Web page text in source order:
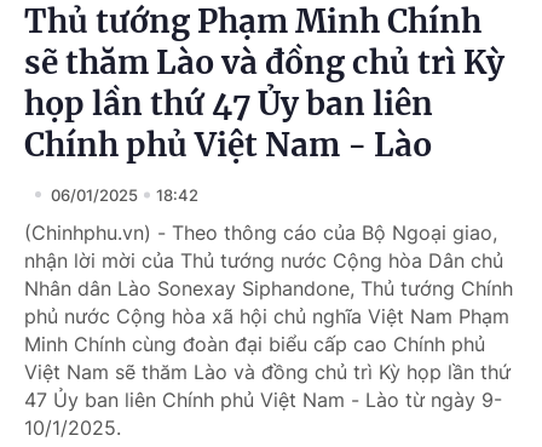
Thủ tướng Phạm Minh Chính
sẽ thăm Lào và đồng chủ trì Kỳ
họp lần thứ 47 Ủy ban liên
Chính phủ Việt Nam - Lào
06/01/2025 18:42
(Chinhphu.vn) - Theo thông cáo của Bộ Ngoại giao,
nhận lời mời của Thủ tướng nước Cộng hòa Dân chủ
Nhân dân Lào Sonexay Siphandone, Thủ tướng Chính
phủ nước Cộng hòa xã hội chủ nghĩa Việt Nam Phạm
Minh Chính cùng đoàn đại biểu cấp cao Chính phủ
Việt Nam sẽ thăm Lào và đồng chủ trì Kỳ họp lần thứ
47 Ủy ban liên Chính phủ Việt Nam - Lào từ ngày 9-
10/1/2025.